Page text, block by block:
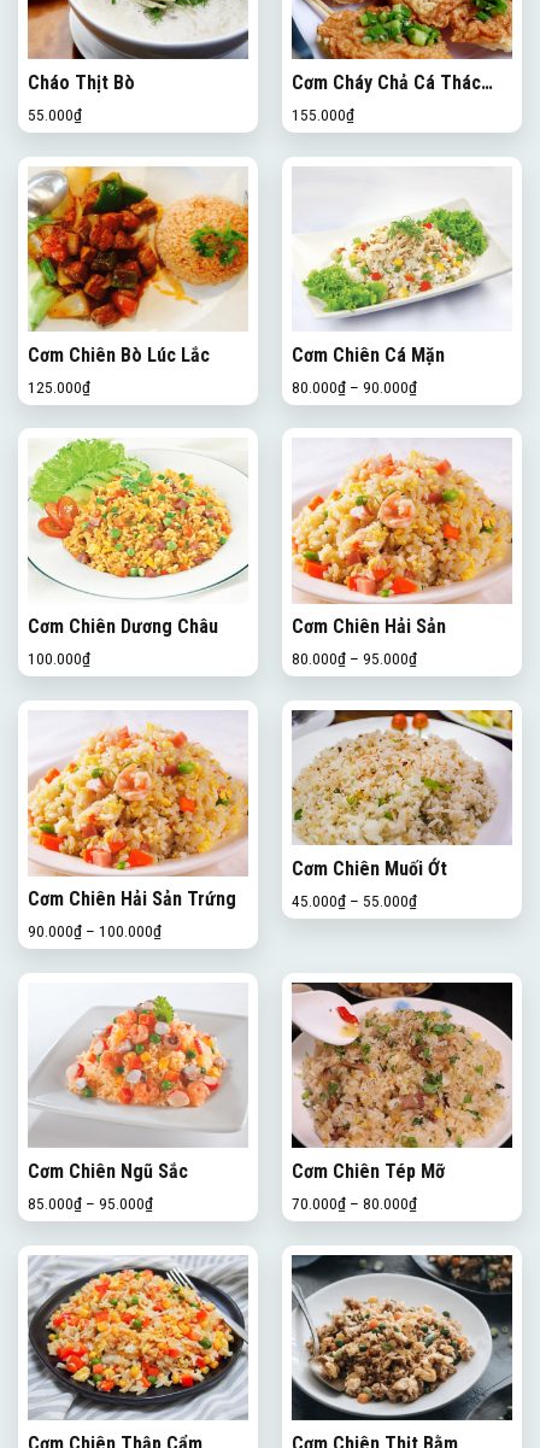
Cháo Thịt Bò
55.000₫
Cơm Cháy Chả Cá Thác
Lác
155.000₫
Cơm Chiên Bò Lúc Lắc
125.000₫
Cơm Chiên Cá Mặn
80.000₫– 90.000₫
Cơm Chiên Dương Châu
100.000₫
Cơm Chiên Hải Sản
80.000₫– 95.000₫
Cơm Chiên Hải Sản Trứng
90.000₫– 100.000₫
Cơm Chiên Muối Ớt
45.000₫– 55.000₫
Cơm Chiên Ngũ Sắc
85.000₫– 95.000₫
Cơm Chiên Tép Mỡ
70.000₫– 80.000₫
Cơm Chiên Thập Cẩm Cơm Chiên Thịt Bằm